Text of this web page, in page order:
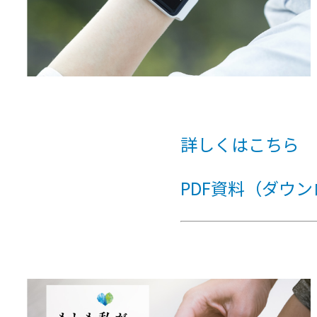
詳しくはこちら
PDF資料（ダウン